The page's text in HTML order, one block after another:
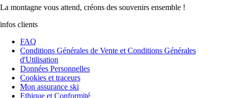
La montagne vous attend, créons des souvenirs ensemble !
infos clients
FAQ
Conditions Générales de Vente et Conditions Générales
d'Utilisation
Données Personnelles
Cookies et traceurs
Mon assurance ski
Ethique et Conformité